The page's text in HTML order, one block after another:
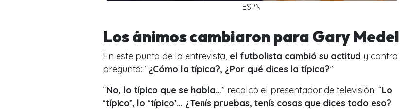
ESPN
Los ánimos cambiaron para Gary Medel
En este punto de la entrevista, el futbolista cambió su actitud y contra
preguntó: “¿Cómo la típica?, ¿Por qué dices la típica?”
“No, lo típico que se habla…” recalcó el presentador de televisión. “Lo
‘típico’, lo ‘típico’… ¿Tenís pruebas, tenís cosas que dices todo eso?